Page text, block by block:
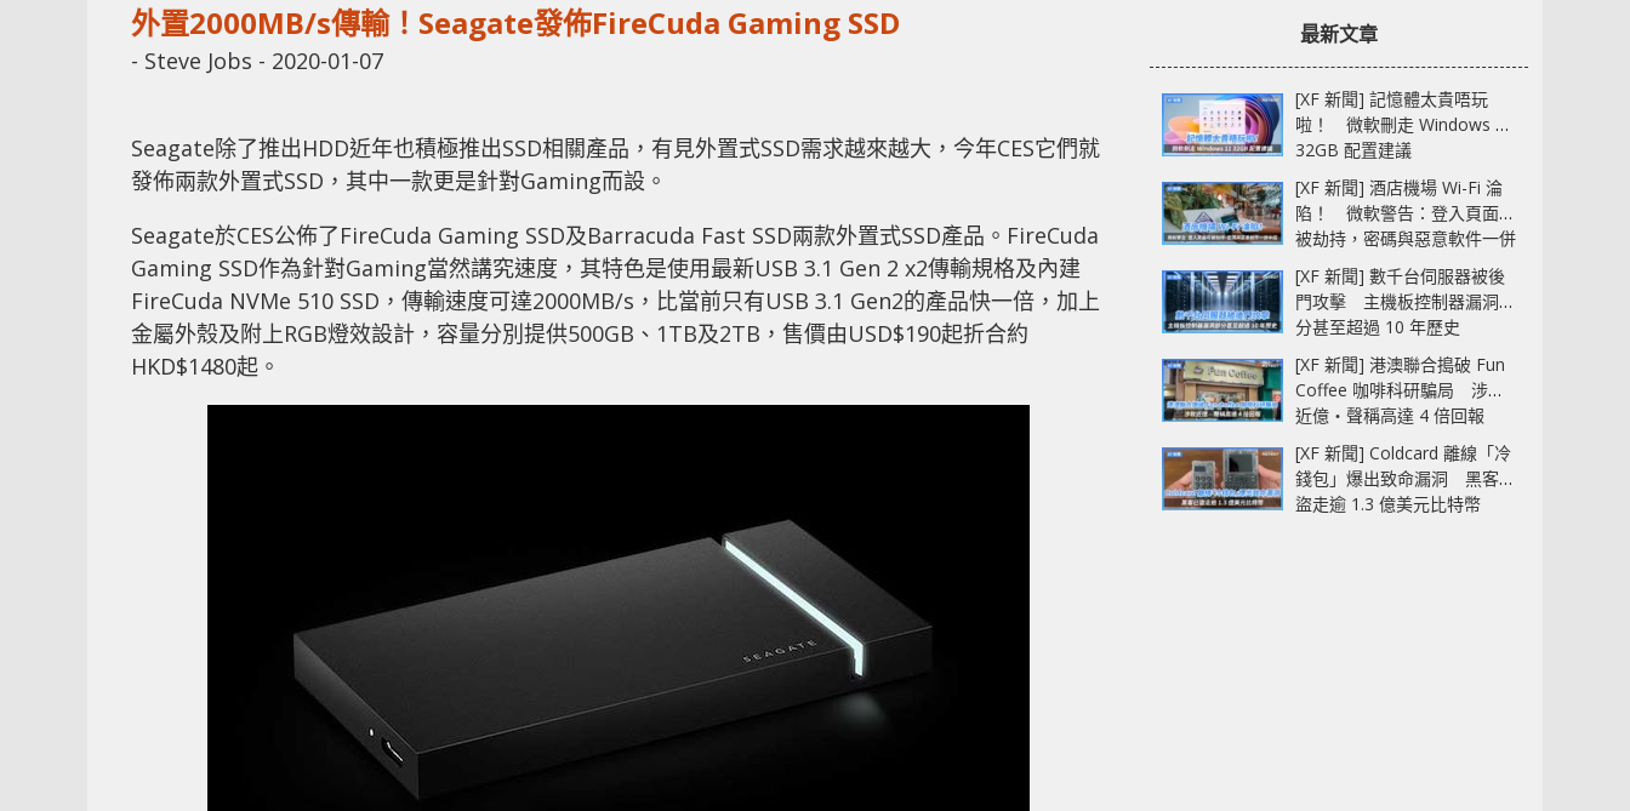
外置2000MB/s傳輸！Seagate發佈FireCuda Gaming SSD
- Steve Jobs - 2020-01-07
Seagate除了推出HDD近年也積極推出SSD相關產品，有見外置式SSD需求越來越大，今年CES它們就
發佈兩款外置式SSD，其中一款更是針對Gaming而設。
Seagate於CES公佈了FireCuda Gaming SSD及Barracuda Fast SSD兩款外置式SSD產品。FireCuda
Gaming SSD作為針對Gaming當然講究速度，其特色是使用最新USB 3.1 Gen 2 x2傳輸規格及內建
FireCuda NVMe 510 SSD，傳輸速度可達2000MB/s，比當前只有USB 3.1 Gen2的產品快一倍，加上
金屬外殼及附上RGB燈效設計，容量分別提供500GB、1TB及2TB，售價由USD$190起折合約
HKD$1480起。
最新文章
[XF 新聞] 記憶體太貴唔玩
啦！ 微軟刪走 Windows 11
32GB 配置建議
[XF 新聞] 酒店機場 Wi-Fi 淪
陷！ 微軟警告：登入頁面可
被劫持，密碼與惡意軟件一併
中招
[XF 新聞] 數千台伺服器被後
門攻擊 主機板控制器漏洞部
分甚至超過 10 年歷史
[XF 新聞] 港澳聯合搗破 Fun
Coffee 咖啡科研騙局 涉款
近億‧聲稱高達 4 倍回報
[XF 新聞] Coldcard 離線「冷
錢包」爆出致命漏洞 黑客已
盜走逾 1.3 億美元比特幣